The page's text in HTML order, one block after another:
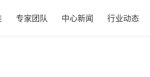
专家团队 中心新闻 行业动态